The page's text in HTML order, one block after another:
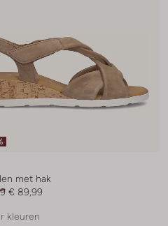
met hak
€ 89,99
kleuren